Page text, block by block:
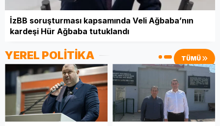
Çift
İzBB soruşturması kapsamında Veli Ağbaba’nın
kardeşi Hür Ağbaba tutuklandı
YEREL POLİTİKA TÜMÜ